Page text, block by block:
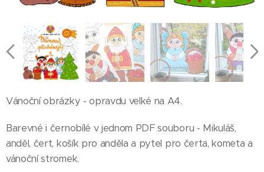
Vánoční obrázky - opravdu velké na A4.
Barevné i černobílé v jednom PDF souboru - Mikuláš,
anděl, čert, košík pro anděla a pytel pro čerta, kometa a
vánoční stromek.